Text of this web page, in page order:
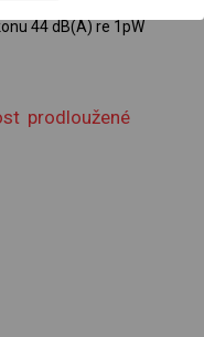
44 dB(A) re 1pW
prodloužené